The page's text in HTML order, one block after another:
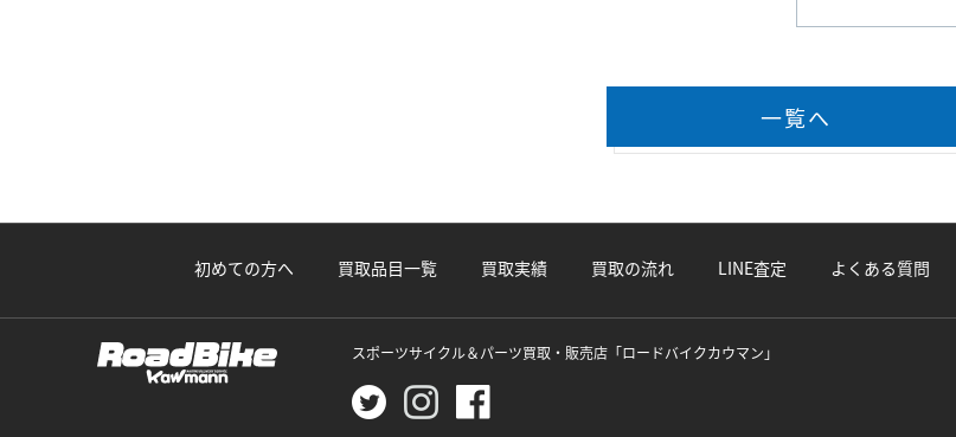
一覧へ
初めての方へ 買取品目一覧 買取実績 買取の流れ LINE査定 よくある質問
スポーツサイクル＆パーツ買取・販売店 「ロードバイクカウマン」